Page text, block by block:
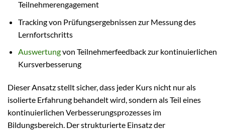
Teilnehmerengagement
Tracking von Prüfungsergebnissen zur Messung des
Lernfortschritts
Auswertungvon Teilnehmerfeedback zur kontinuierlichen
Kursverbesserung
Dieser Ansatz stellt sicher, dass jeder Kurs nicht nur als
isolierte Erfahrung behandelt wird, sondern als Teil eines
kontinuierlichen Verbesserungsprozesses im
Bildungsbereich. Der strukturierte Einsatz der